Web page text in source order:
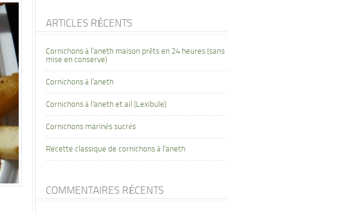
ARTICLES RÉCENTS
Cornichons à l’aneth maison prêts en 24 heures (sans
mise en conserve)
Cornichons à l’aneth
Cornichons à l’aneth et ail (Lexibule)
Cornichons marinés sucrés
Recette classique de cornichons à l’aneth
COMMENTAIRES RÉCENTS